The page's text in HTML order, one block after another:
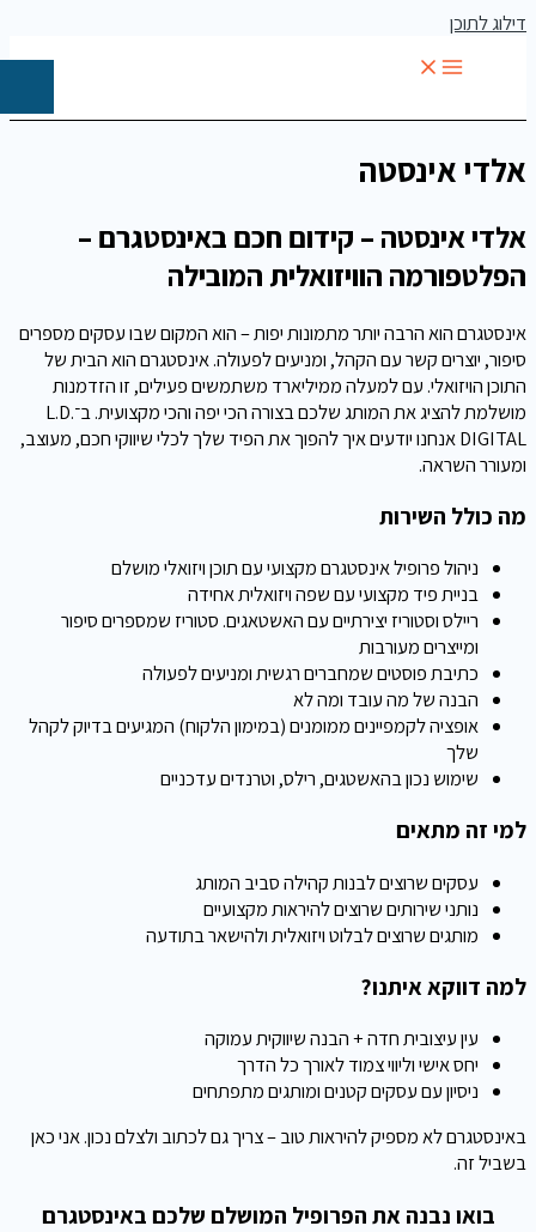
דילוג לתוכן
אלדי אינסטה
אלדי אינסטה – קידום חכם באינסטגרם –
הפלטפורמה הוויזואלית המובילה
אינסטגרם הוא הרבה יותר מתמונות יפות – הוא המקום שבו עסקים מספרים
סיפור, יוצרים קשר עם הקהל, ומניעים לפעולה. אינסטגרם הוא הבית של
התוכן הויזואלי. עם למעלה ממיליארד משתמשים פעילים, זו הזדמנות
מושלמת להציג את המותג שלכם בצורה הכי יפה והכי מקצועית. ב־L.D.
DIGITAL אנחנו יודעים איך להפוך את הפיד שלך לכלי שיווקי חכם, מעוצב,
ומעורר השראה.
מה כולל השירות
ניהול פרופיל אינסטגרם מקצועי עם תוכן ויזואלי מושלם
בניית פיד מקצועי עם שפה ויזואלית אחידה
ריילס וסטוריז יצירתיים עם האשטאגים. סטוריז שמספרים סיפור
ומייצרים מעורבות
כתיבת פוסטים שמחברים רגשית ומניעים לפעולה
הבנה של מה עובד ומה לא
אופציה לקמפיינים ממומנים (במימון הלקוח) המגיעים בדיוק לקהל
שלך
שימוש נכון בהאשטגים, רילס, וטרנדים עדכניים
למי זה מתאים
עסקים שרוצים לבנות קהילה סביב המותג
נותני שירותים שרוצים להיראות מקצועיים
מותגים שרוצים לבלוט ויזואלית ולהישאר בתודעה
למה דווקא איתנו?
עין עיצובית חדה + הבנה שיווקית עמוקה
יחס אישי וליווי צמוד לאורך כל הדרך
ניסיון עם עסקים קטנים ומותגים מתפתחים
באינסטגרם לא מספיק להיראות טוב – צריך גם לכתוב ולצלם נכון. אני כאן
בשביל זה.
בואו נבנה את הפרופיל המושלם שלכם באינסטגרם